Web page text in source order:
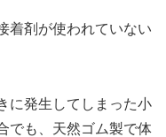
着剤が使われていない
に発生してしまった小
でも、天然ゴム製で体